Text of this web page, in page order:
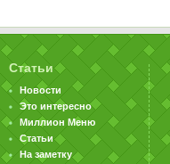
Статьи
Новости
Это интересно
Миллион Меню
Статьи
На заметку